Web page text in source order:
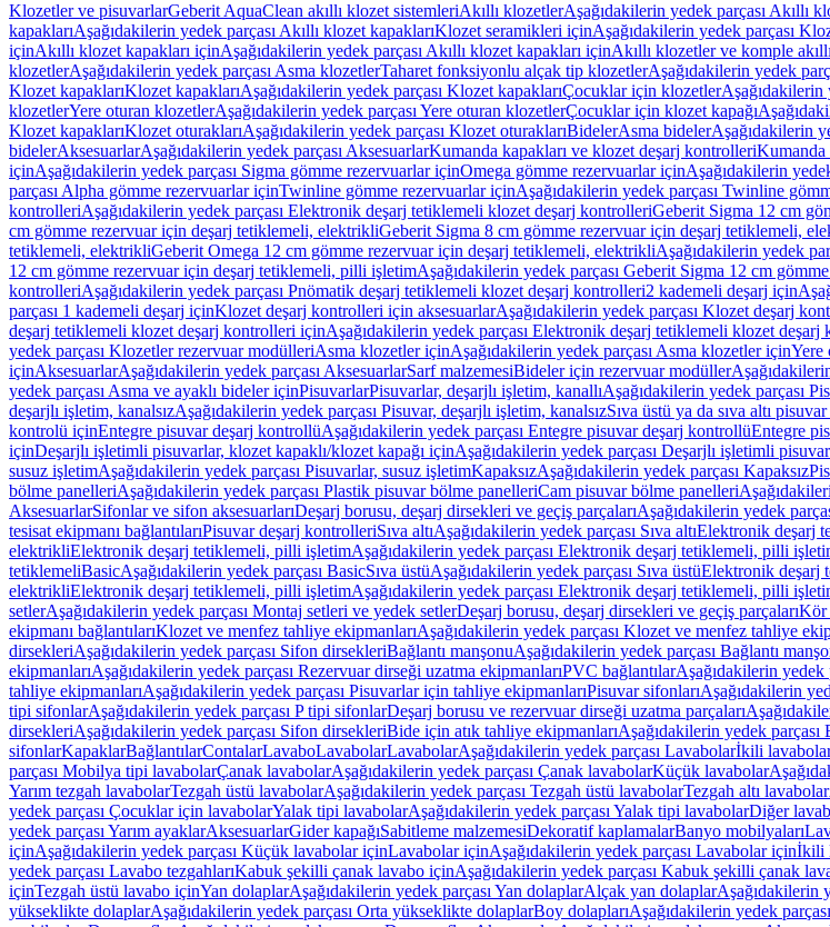
Klozetler ve pisuvarlarGeberit AquaClean akıllı klozet sistemleriAkıllı klozetlerAşağıdakilerin yedek parçası Akıllı
kapaklarıAşağıdakilerin yedek parçası Akıllı klozet kapaklarıKlozet seramikleri içinAşağıdakilerin yedek parçası
içinAkıllı klozet kapakları içinAşağıdakilerin yedek parçası Akıllı klozet kapakları içinAkıllı klozetler ve komple
klozetlerAşağıdakilerin yedek parçası Asma klozetlerTaharet fonksiyonlu alçak tip klozetlerAşağıdakilerin yedek
Klozet kapaklarıKlozet kapaklarıAşağıdakilerin yedek parçası Klozet kapaklarıÇocuklar için klozetlerAşağıdakilerin
klozetlerYere oturan klozetlerAşağıdakilerin yedek parçası Yere oturan klozetlerÇocuklar için klozet kapağı
Klozet kapaklarıKlozet oturaklarıAşağıdakilerin yedek parçası Klozet oturaklarıBidelerAsma bidelerAşağıdakilerin
bidelerAksesuarlarAşağıdakilerin yedek parçası AksesuarlarKumanda kapakları ve klozet deşarj kontrolleriKumanda
içinAşağıdakilerin yedek parçası Sigma gömme rezervuarlar içinOmega gömme rezervuarlar içinAşağıdakilerin
parçası Alpha gömme rezervuarlar içinTwinline gömme rezervuarlar içinAşağıdakilerin yedek parçası Twinline
kontrolleriAşağıdakilerin yedek parçası Elektronik deşarj tetiklemeli klozet deşarj kontrolleriGeberit Sigma 12 cm
cm gömme rezervuar için deşarj tetiklemeli, elektrikliGeberit Sigma 8 cm gömme rezervuar için deşarj tetiklemeli,
tetiklemeli, elektrikliGeberit Omega 12 cm gömme rezervuar için deşarj tetiklemeli, elektrikliAşağıdakilerin yedek
12 cm gömme rezervuar için deşarj tetiklemeli, pilli işletimAşağıdakilerin yedek parçası Geberit Sigma 12 cm
kontrolleriAşağıdakilerin yedek parçası Pnömatik deşarj tetiklemeli klozet deşarj kontrolleri2 kademeli deşarj için
parçası 1 kademeli deşarj içinKlozet deşarj kontrolleri için aksesuarlarAşağıdakilerin yedek parçası Klozet deşarj
deşarj tetiklemeli klozet deşarj kontrolleri içinAşağıdakilerin yedek parçası Elektronik deşarj tetiklemeli klozet
yedek parçası Klozetler rezervuar modülleriAsma klozetler içinAşağıdakilerin yedek parçası Asma klozetler içinYere
içinAksesuarlarAşağıdakilerin yedek parçası AksesuarlarSarf malzemesiBideler için rezervuar modüller
yedek parçası Asma ve ayaklı bideler içinPisuvarlarPisuvarlar, deşarjlı işletim, kanallıAşağıdakilerin yedek parçası
deşarjlı işletim, kanalsızAşağıdakilerin yedek parçası Pisuvar, deşarjlı işletim, kanalsızSıva üstü ya da sıva altı
kontrolü içinEntegre pisuvar deşarj kontrollüAşağıdakilerin yedek parçası Entegre pisuvar deşarj kontrollüEntegre
içinDeşarjlı işletimli pisuvarlar, klozet kapaklı/klozet kapağı içinAşağıdakilerin yedek parçası Deşarjlı işletimli
susuz işletimAşağıdakilerin yedek parçası Pisuvarlar, susuz işletimKapaksızAşağıdakilerin yedek parçası Kapaksız
bölme panelleriAşağıdakilerin yedek parçası Plastik pisuvar bölme panelleriCam pisuvar bölme panelleri
AksesuarlarSifonlar ve sifon aksesuarlarıDeşarj borusu, deşarj dirsekleri ve geçiş parçalarıAşağıdakilerin yedek
tesisat ekipmanı bağlantılarıPisuvar deşarj kontrolleriSıva altıAşağıdakilerin yedek parçası Sıva altıElektronik deşarj
elektrikliElektronik deşarj tetiklemeli, pilli işletimAşağıdakilerin yedek parçası Elektronik deşarj tetiklemeli, pilli
tetiklemeliBasicAşağıdakilerin yedek parçası BasicSıva üstüAşağıdakilerin yedek parçası Sıva üstüElektronik deşarj
elektrikliElektronik deşarj tetiklemeli, pilli işletimAşağıdakilerin yedek parçası Elektronik deşarj tetiklemeli, pilli
setlerAşağıdakilerin yedek parçası Montaj setleri ve yedek setlerDeşarj borusu, deşarj dirsekleri ve geçiş parçalarıKör
ekipmanı bağlantılarıKlozet ve menfez tahliye ekipmanlarıAşağıdakilerin yedek parçası Klozet ve menfez tahliye
dirsekleriAşağıdakilerin yedek parçası Sifon dirsekleriBağlantı manşonuAşağıdakilerin yedek parçası Bağlantı
ekipmanlarıAşağıdakilerin yedek parçası Rezervuar dirseği uzatma ekipmanlarıPVC bağlantılarAşağıdakilerin yedek
tahliye ekipmanlarıAşağıdakilerin yedek parçası Pisuvarlar için tahliye ekipmanlarıPisuvar sifonlarıAşağıdakilerin
tipi sifonlarAşağıdakilerin yedek parçası P tipi sifonlarDeşarj borusu ve rezervuar dirseği uzatma parçaları
dirsekleriAşağıdakilerin yedek parçası Sifon dirsekleriBide için atık tahliye ekipmanlarıAşağıdakilerin yedek
sifonlarKapaklarBağlantılarContalarLavaboLavabolarLavabolarAşağıdakilerin yedek parçası Lavabolarİkili
parçası Mobilya tipi lavabolarÇanak lavabolarAşağıdakilerin yedek parçası Çanak lavabolarKüçük lavabolar
Yarım tezgah lavabolarTezgah üstü lavabolarAşağıdakilerin yedek parçası Tezgah üstü lavabolarTezgah altı lavabolar
yedek parçası Çocuklar için lavabolarYalak tipi lavabolarAşağıdakilerin yedek parçası Yalak tipi lavabolarDiğer
yedek parçası Yarım ayaklarAksesuarlarGider kapağıSabitleme malzemesiDekoratif kaplamalarBanyo mobilyaları
içinAşağıdakilerin yedek parçası Küçük lavabolar içinLavabolar içinAşağıdakilerin yedek parçası Lavabolar içinİkili
yedek parçası Lavabo tezgahlarıKabuk şekilli çanak lavabo içinAşağıdakilerin yedek parçası Kabuk şekilli çanak
içinTezgah üstü lavabo içinYan dolaplarAşağıdakilerin yedek parçası Yan dolaplarAlçak yan dolaplarAşağıdakilerin
yükseklikte dolaplarAşağıdakilerin yedek parçası Orta yükseklikte dolaplarBoy dolaplarıAşağıdakilerin yedek